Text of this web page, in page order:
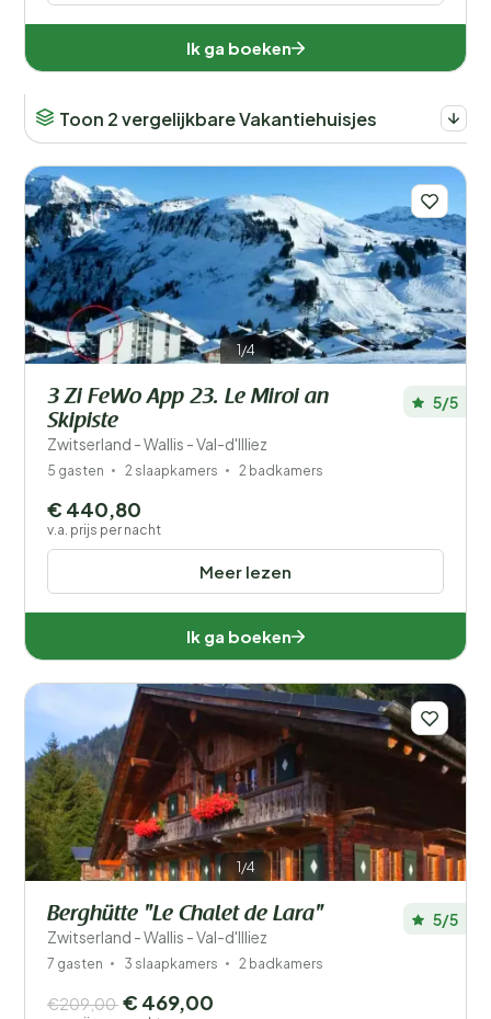
Ik ga boeken
Toon 2 vergelijkbare Vakantiehuisjes
1/4
3 Zi FeWo App 23. Le Miroi an
Skipiste
Zwitserland - Wallis - Val-d'Illiez
5/5
5 gasten 2 slaapkamers 2 badkamers
Meer lezen
€ 440,80
v.a. prijs per nacht
Ik ga boeken
1/4
Berghütte "Le Chalet de Lara"
Zwitserland - Wallis - Val-d'Illiez
5/5
7 gasten 3 slaapkamers 2 badkamers
€209,00 € 469,00